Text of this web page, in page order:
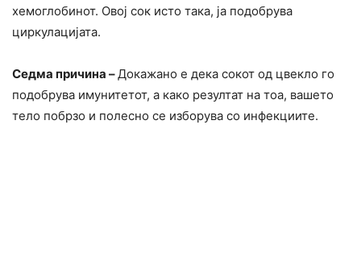
хемоглобинот. Овој сок исто така, ја подобрува
циркулацијата.
Седма причина –Докажано е дека сокот од цвекло го
подобрува имунитетот, а како резултат на тоа, вашето
тело побрзо и полесно се изборува со инфекциите.